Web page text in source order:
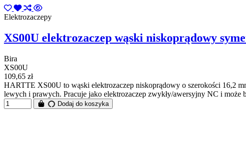
Elektrozaczepy
XS00U elektrozaczep wąski niskoprądowy
Bira
XS00U
109,65 zł
HARTTE XS00U to wąski elektrozaczep niskoprądowy o szerokości 16,2
lewych i prawych. Pracuje jako elektrozaczep zwykły/awersyjny NC i
Dodaj do koszyka